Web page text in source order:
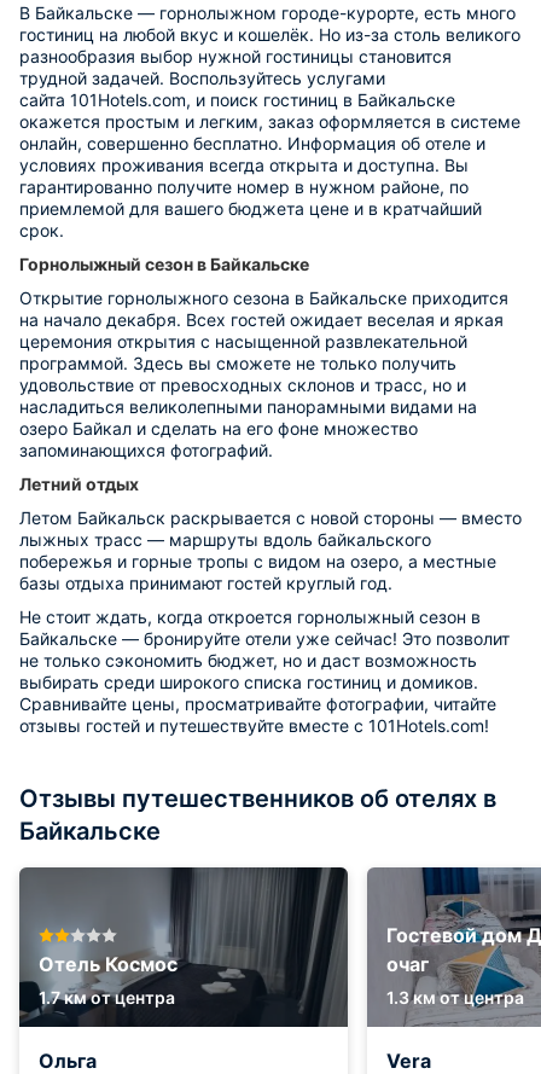
В Байкальске — горнолыжном городе-курорте, есть много
гостиниц на любой вкус и кошелёк. Но из-за столь великого
разнообразия выбор нужной гостиницы становится
трудной задачей. Воспользуйтесь услугами
сайта 101Hotels.com, и поиск гостиниц в Байкальске
окажется простым и легким, заказ оформляется в системе
онлайн, совершенно бесплатно. Информация об отеле и
условиях проживания всегда открыта и доступна. Вы
гарантированно получите номер в нужном районе, по
приемлемой для вашего бюджета цене и в кратчайший
срок.
Горнолыжный сезон в Байкальске
Открытие горнолыжного сезона в Байкальcке приходится
на начало декабря. Всех гостей ожидает веселая и яркая
церемония открытия с насыщенной развлекательной
программой. Здесь вы сможете не только получить
удовольствие от превосходных склонов и трасс, но и
насладиться великолепными панорамными видами на
озеро Байкал и сделать на его фоне множество
запоминающихся фотографий.
Летний отдых
Летом Байкальск раскрывается с новой стороны — вместо
лыжных трасс — маршруты вдоль байкальского
побережья и горные тропы с видом на озеро, а местные
базы отдыха принимают гостей круглый год.
Не стоит ждать, когда откроется горнолыжный сезон в
Байкальске — бронируйте отели уже сейчас! Это позволит
не только сэкономить бюджет, но и даст возможность
выбирать среди широкого списка гостиниц и домиков.
Сравнивайте цены, просматривайте фотографии, читайте
отзывы гостей и путешествуйте вместе с 101Hotels.com!
Отзывы путешественников об отелях в
Байкальске
Отель Космос
1.7 км от центра
Ольга
Гостевой дом
очаг
1.3 км от центра
Vera